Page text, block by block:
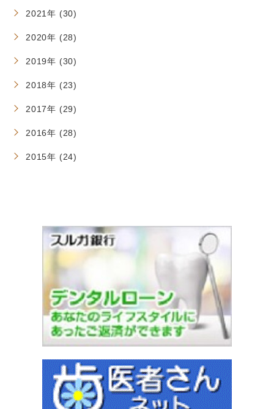
2021年 (30)
2020年 (28)
2019年 (30)
2018年 (23)
2017年 (29)
2016年 (28)
2015年 (24)